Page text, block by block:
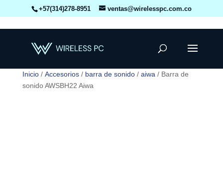
+57(314)278-8951 ventas@wirelesspc.com.co
Inicio/ Accesorios/ barra de sonido/ aiwa / Barra de
sonido AWSBH22 Aiwa